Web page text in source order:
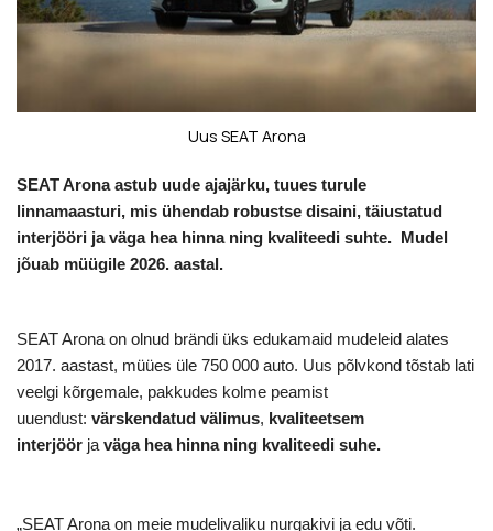
SEAT Arona astub uude ajajärku, tuues turule
linnamaasturi, mis ühendab robustse disaini, täiustatud
interjööri ja väga hea hinna ning kvaliteedi suhte. Mudel
jõuab müügile 2026. aastal.
SEAT Arona on olnud brändi üks edukamaid mudeleid alates
2017. aastast, müües üle 750 000 auto. Uus põlvkond tõstab lati
veelgi kõrgemale, pakkudes kolme peamist
uuendust: värskendatud välimus, kvaliteetsem
interjöör ja väga hea hinna ning kvaliteedi suhe.
„SEAT Arona on meie mudelivaliku nurgakivi ja edu võti.
Uus SEAT Arona